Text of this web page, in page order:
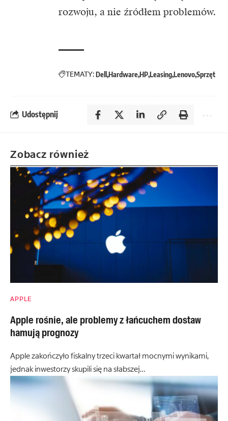
rozwoju, a nie źródłem problemów.
TEMATY:Dell HardwareHPLeasingLenovoSprzęt
Udostępnij
Zobacz również
APPLE
Apple rośnie, ale problemy z łańcuchem dostaw
hamują prognozy
Apple zakończyło fiskalny trzeci kwartał mocnymi wynikami,
jednak inwestorzy skupili się na słabszej…